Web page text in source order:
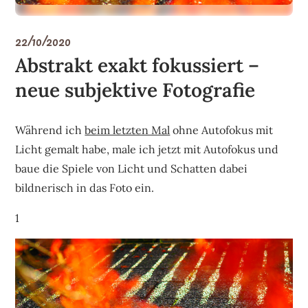
22/10/2020
Abstrakt exakt fokussiert –
neue subjektive Fotografie
Während ichbeim letzten Mal ohne Autofokus mit
Licht gemalt habe, male ich jetzt mit Autofokus und
baue die Spiele von Licht und Schatten dabei
bildnerisch in das Foto ein.
1